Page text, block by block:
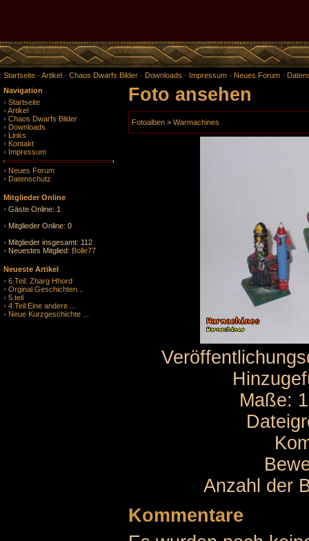
Startseite · Artikel · Chaos Dwarfs Bilder · Downloads · Impressum · Neues Forum ·
Navigation
Startseite
Artikel
Chaos Dwarfs Bilder
Downloads
Links
Kontakt
Impressum
Neues Forum
Datenschutz
Mitglieder Online
Gäste Online: 1
Mitglieder Online: 0
Mitglieder insgesamt: 112
Neuestes Mitglied: Bolle77
Neueste Artikel
6.Teil: Zharg Hhord
Orginal Geschichten...
5.teil
4.Teil:Eine andere ...
Neue Kurzgeschichte ...
Foto ansehen
Fotoalben > Warmachines
Maße:
Anzahl der
Kommentare